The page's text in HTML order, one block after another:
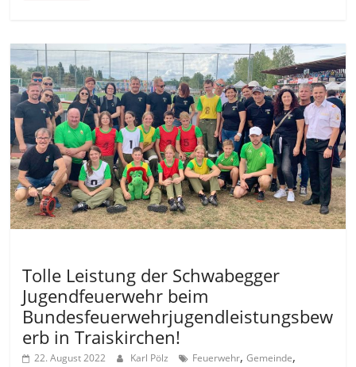
Tolle Leistung der Schwabegger
Jugendfeuerwehr beim
Bundesfeuerwehrjugendleistungsbew
erb in Traiskirchen!
22. August 2022 Karl Pölz Feuerwehr,Gemeinde,